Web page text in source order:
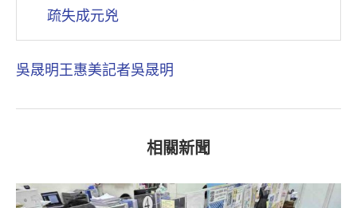
疏失成元兇
吳晟明王惠美記者吳晟明
相關新聞